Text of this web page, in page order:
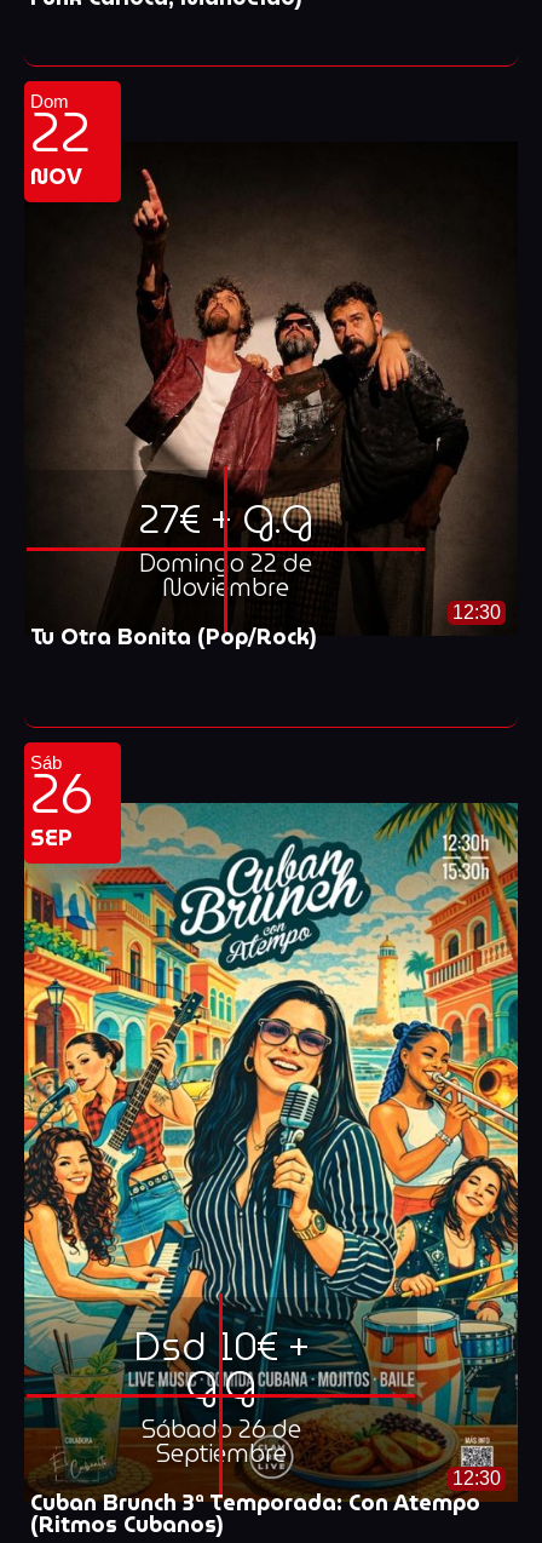
Dom
22
NOV
27€ + G.G
Domingo 22 de
Noviembre
12:30
Tu Otra Bonita (Pop/Rock)
Sáb
26
SEP
Dsd 10€ +
G.G
Sábado 26 de
Septiembre
12:30
Cuban Brunch 3ª Temporada: Con Atempo
(Ritmos Cubanos)